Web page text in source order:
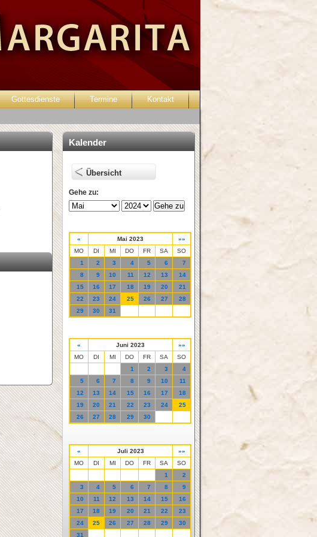
Gottesdienste Termine Kontakt
Kalender
Übersicht
Gehe zu:
« Mai 2023
»»
MO
DI MI DO FR SA
SO
1
2 3 4 5 6
7
8
9 10 11 12 13
14
15
16 17 18 19 20
21
22
23 24 25 26 27
28
29
30 31
« Juni 2023
»»
MO
DI MI DO FR SA
SO
1
2 3
4
5
6 7 8 9 10
11
12
13 14 15 16 17
18
19
20 21 22 23 24
25
26
27 28 29 30
« Juli 2023
»»
MO
DI MI DO FR SA
SO
1
2
3
4 5 6 7 8
9
10
11 12 13 14 15
16
17
18 19 20 21 22
23
24
25 26 27 28 29
30
31